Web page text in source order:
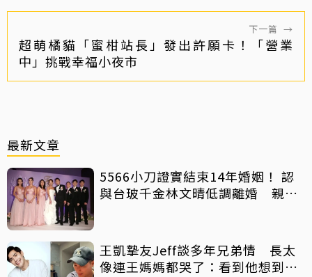
下一篇 →
超萌橘貓「蜜柑站長」發出許願卡！「營業
中」挑戰幸福小夜市
最新文章
5566小刀證實結束14年婚姻！ 認
與台玻千金林文晴低調離婚 親發
王凱摯友Jeff談多年兄弟情 長太
像連王媽媽都哭了：看到他想到兒